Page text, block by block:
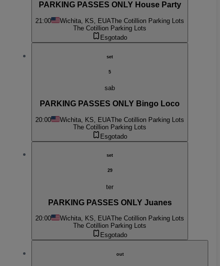
PARKING PASSES ONLY House Party
21:00 Wichita, KS, EUAThe Cotillion Parking Lots
The Cotillion Parking Lots
Esgotado
set
5
sab
PARKING PASSES ONLY Bingo Loco
20:00 Wichita, KS, EUAThe Cotillion Parking Lots
The Cotillion Parking Lots
Esgotado
set
29
ter
PARKING PASSES ONLY Juanes
20:00 Wichita, KS, EUAThe Cotillion Parking Lots
The Cotillion Parking Lots
Esgotado
out